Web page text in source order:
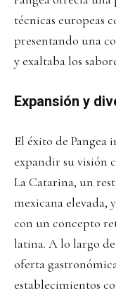
técnicas europeas
presentando una
y exaltaba los
Expansión y
El éxito de Pangea
expandir su visión
La Catarina, un
mexicana elevada,
con un concepto
latina. A lo largo
oferta
establecimientos